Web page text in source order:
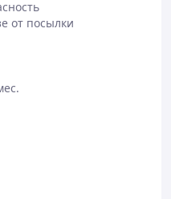
(067) 967 22 08
магазині
от посылки